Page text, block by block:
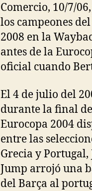
Comercio, 10/7/
los campeones
2008 en la
antes de la
oficial cuando
El 4 de julio del
durante la final
Eurocopa 2004
entre las
Grecia y
Jump arrojó una
del Barça al